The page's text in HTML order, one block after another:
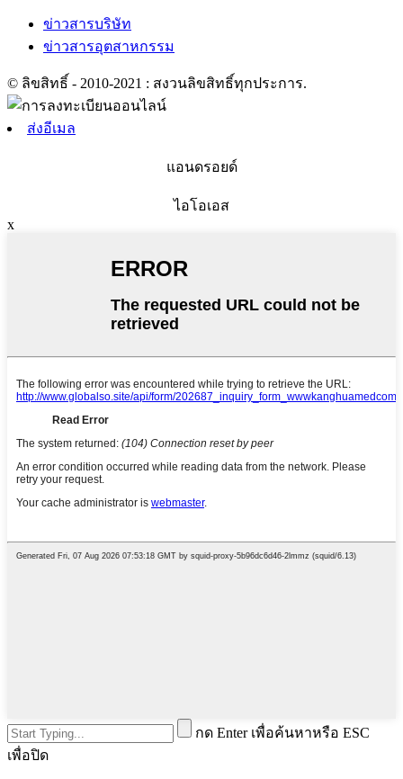
ข่าวสารบริษัท
ข่าวสารอุตสาหกรรม
© ลิขสิทธิ์ - 2010-2021 : สงวนลิขสิทธิ์ทุกประการ.
ส่งอีเมล
แอนดรอยด์
ไอโอเอส
x
กด Enter เพื่อค้นหาหรือ ESC
เพื่อปิด